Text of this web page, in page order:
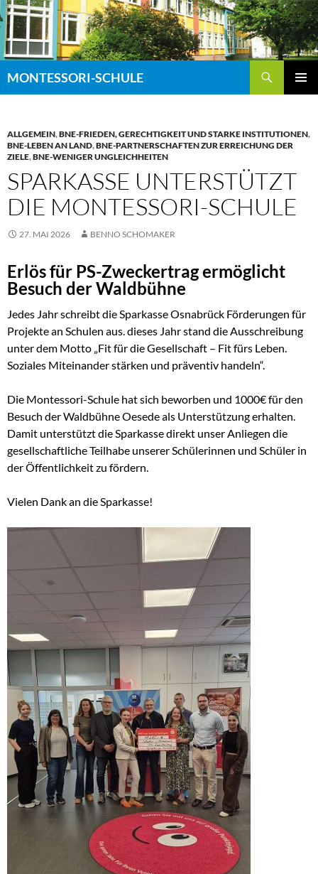
Zum
Inhalt
springen
MONTESSORI-SCHULE
ALLGEMEIN,BNE-FRIEDEN, GERECHTIGKEIT UND STARKE INSTITUTIONEN,
BNE-LEBEN AN LAND,BNE-PARTNERSCHAFTEN ZUR ERREICHUNG DER
ZIELE,BNE-WENIGER UNGLEICHHEITEN
SPARKASSE UNTERSTÜTZT
DIE MONTESSORI-SCHULE
27. MAI 2026 BENNO SCHOMAKER
Erlös für PS-Zweckertrag ermöglicht
Besuch der Waldbühne
Jedes Jahr schreibt die Sparkasse Osnabrück Förderungen für
Projekte an Schulen aus. dieses Jahr stand die Ausschreibung
unter dem Motto „Fit für die Gesellschaft – Fit fürs Leben.
Soziales Miteinander stärken und präventiv handeln“.
Die Montessori-Schule hat sich beworben und 1000€ für den
Besuch der Waldbühne Oesede als Unterstützung erhalten.
Damit unterstützt die Sparkasse direkt unser Anliegen die
gesellschaftliche Teilhabe unserer Schülerinnen und Schüler in
der Öffentlichkeit zu fördern.
Vielen Dank an die Sparkasse!